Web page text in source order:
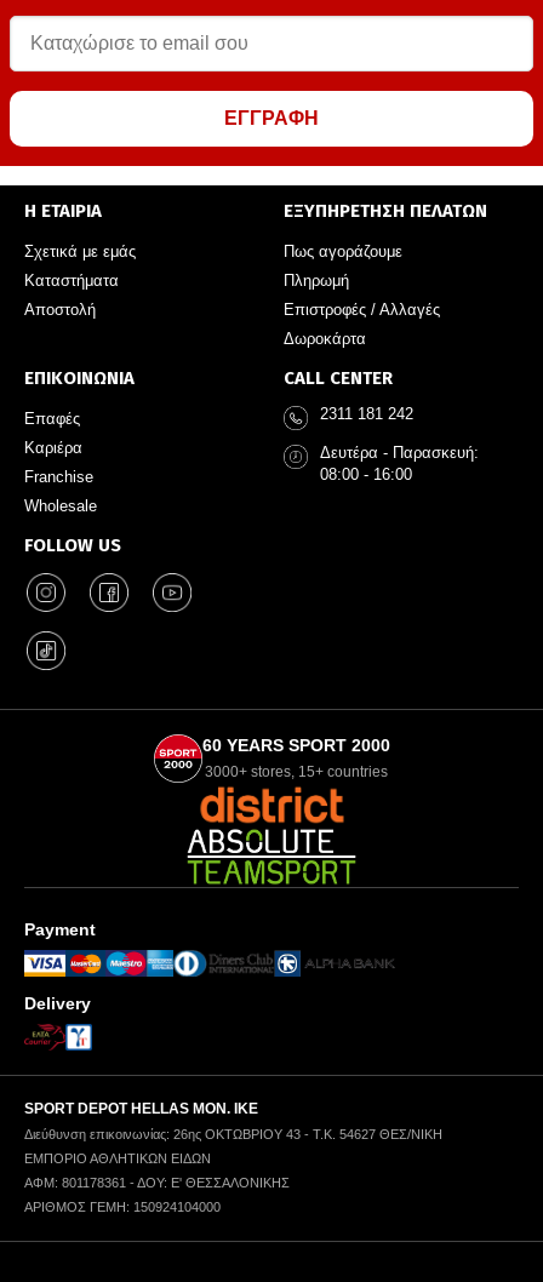
ΕΓΓΡΑΦΗ
Η ΕΤΑΙΡΙΑ
Σχετικά με εμάς
Καταστήματα
Αποστολή
ΕΞΥΠΗΡΕΤΗΣΗ ΠΕΛΑΤΩΝ
Πως αγοράζουμε
Πληρωμή
Επιστροφές / Αλλαγές
Δωροκάρτα
ΕΠΙΚΟΙΝΩΝΙΑ
Επαφές
Καριέρα
Franchise
Wholesale
FOLLOW US
CALL CENTER
2311 181 242
Δευτέρα - Παρασκευή:
08:00 - 16:00
60 YEARS SPORT 2000
3000+ stores, 15+ countries
Payment
Delivery
SPORT DEPOT HELLAS ΜΟΝ. ΙΚΕ
Διεύθυνση επικοινωνίας: 26ης ΟΚΤΩΒΡΙΟΥ 43 - Τ.Κ. 54627 ΘΕΣ/ΝΙΚΗ
ΕΜΠΟΡΙΟ ΑΘΛΗΤΙΚΩΝ ΕΙΔΩΝ
ΑΦΜ: 801178361 - ΔΟΥ: Ε' ΘΕΣΣΑΛΟΝΙΚΗΣ
ΑΡΙΘΜΟΣ ΓΕΜΗ: 150924104000